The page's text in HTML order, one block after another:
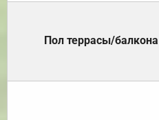
Пол террасы/балкона